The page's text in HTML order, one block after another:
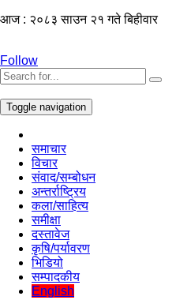
आज : २०८३ साउन २१ गते बिहीवार
Follow
Toggle navigation
समाचार
विचार
संवाद/सम्बोधन
अन्तर्राष्ट्रिय
कला/साहित्य
समीक्षा
दस्तावेज
कृषि/पर्यावरण
भिडियो
सम्पादकीय
English